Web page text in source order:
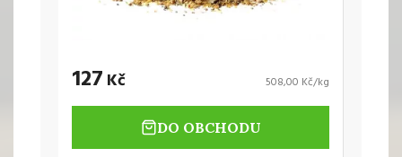
127Kč 508,00 Kč/kg
DO OBCHODU